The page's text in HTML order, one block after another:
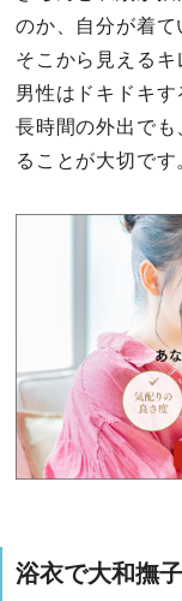
のか、自分が着て
そこから見えるキ
男性はドキドキす
長時間の外出で
ることが大切です
浴衣で大和撫